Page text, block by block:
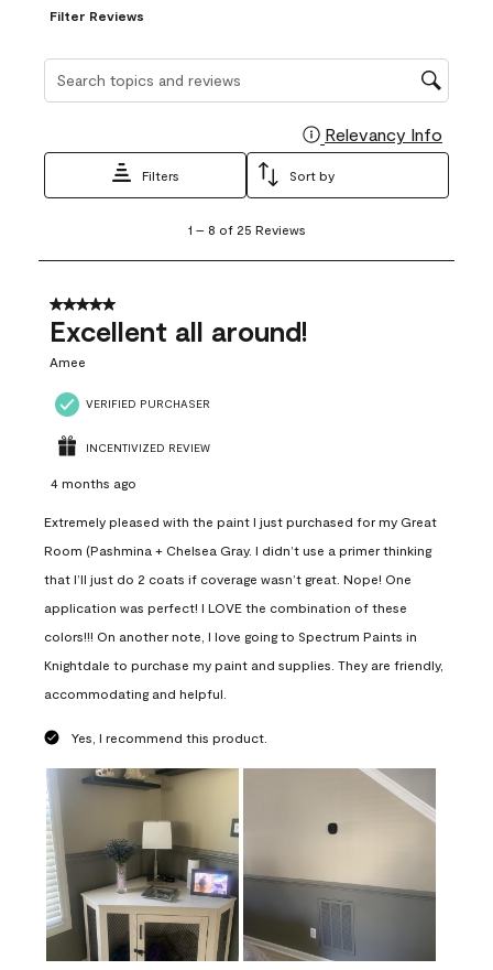
Filter Reviews
Relevancy Info
Filters Sort by
8
25
Reviews
1 – 8 of 25 Reviews
5 out of 5 stars.
Excellent all around!
Amee
VERIFIED PURCHASER
INCENTIVIZED REVIEW
4 months ago
Extremely pleased with the paint I just purchased for my Great
Room (Pashmina + Chelsea Gray. I didn’t use a primer thinking
that I’ll just do 2 coats if coverage wasn’t great. Nope! One
application was perfect! I LOVE the combination of these
colors!!! On another note, I love going to Spectrum Paints in
Knightdale to purchase my paint and supplies. They are friendly,
accommodating and helpful.
Yes, I recommend this product.